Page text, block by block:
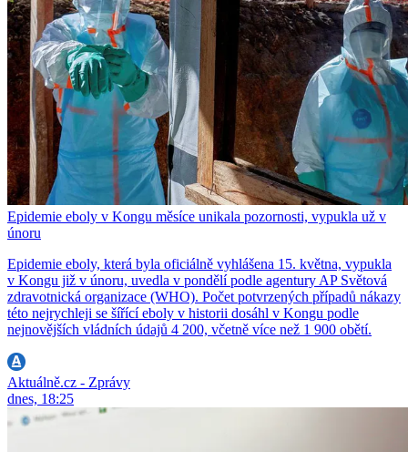
Epidemie eboly v Kongu měsíce unikala pozornosti, vypukla už v
únoru
Epidemie eboly, která byla oficiálně vyhlášena 15. května, vypukla
v Kongu již v únoru, uvedla v pondělí podle agentury AP Světová
zdravotnická organizace (WHO). Počet potvrzených případů nákazy
této nejrychleji se šířící eboly v historii dosáhl v Kongu podle
nejnovějších vládních údajů 4 200, včetně více než 1 900 obětí.
Aktuálně.cz - Zprávy
dnes, 18:25